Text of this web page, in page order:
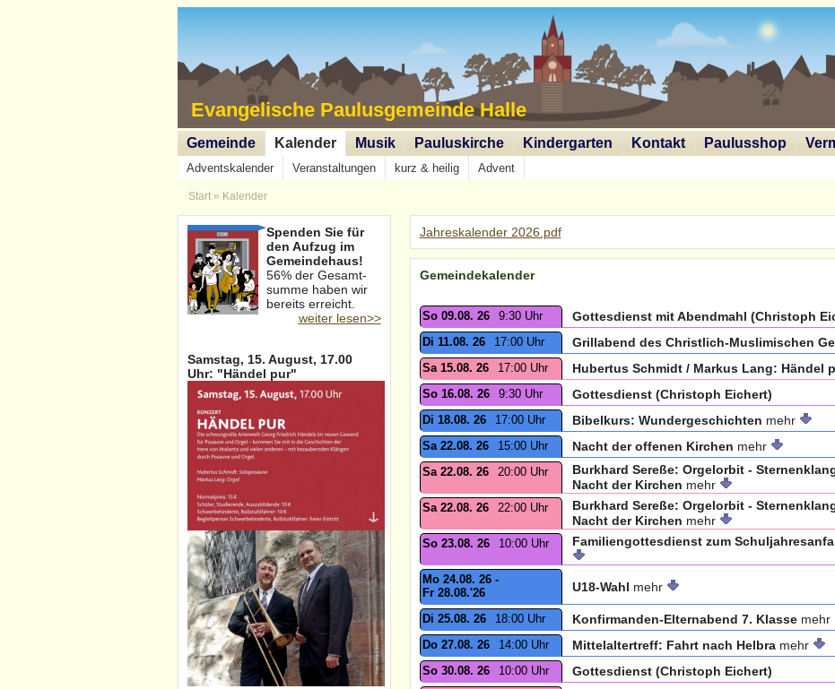
Evangelische Paulusgemeinde Halle
Gemeinde Kalender Musik Pauluskirche Kindergarten Kontakt Paulusshop
Adventskalender Veranstaltungen kurz & heilig Advent
Start» Kalender
Spenden Sie für
den Aufzug im
Gemeindehaus!
56% der Gesamt-
summe haben wir
bereits erreicht.
weiter lesen>>
Samstag, 15. August, 17.00
Uhr: "Händel pur"
Jahreskalender 2026.pdf
Gemeindekalender
So 09.08. 26 9:30 Uhr Gottesdienst mit Abendmahl (Christoph
Di 11.08. 26 17:00 Uhr Grillabend des Christlich-Muslimischen
Sa 15.08. 26 17:00 Uhr Hubertus Schmidt / Markus Lang: Händel
So 16.08. 26 9:30 Uhr Gottesdienst (Christoph Eichert)
Di 18.08. 26 17:00 Uhr Bibelkurs: Wundergeschichten mehr
Sa 22.08. 26 15:00 Uhr Nacht der offenen Kirchen mehr
Sa 22.08. 26 20:00 Uhr
Burkhard Sereße: Orgelorbit -
Nacht der Kirchen mehr
Sa 22.08. 26 22:00 Uhr
Burkhard Sereße: Orgelorbit -
Nacht der Kirchen mehr
So 23.08. 26 10:00 Uhr Familiengottesdienst zum
Mo 24.08. 26 -
Fr 28.08.'26
U18-Wahl mehr
Di 25.08. 26 18:00 Uhr Konfirmanden-Elternabend 7. Klassemehr
Do 27.08. 26 14:00 Uhr Mittelaltertreff: Fahrt nach Helbramehr
So 30.08. 26 10:00 Uhr Gottesdienst (Christoph Eichert)